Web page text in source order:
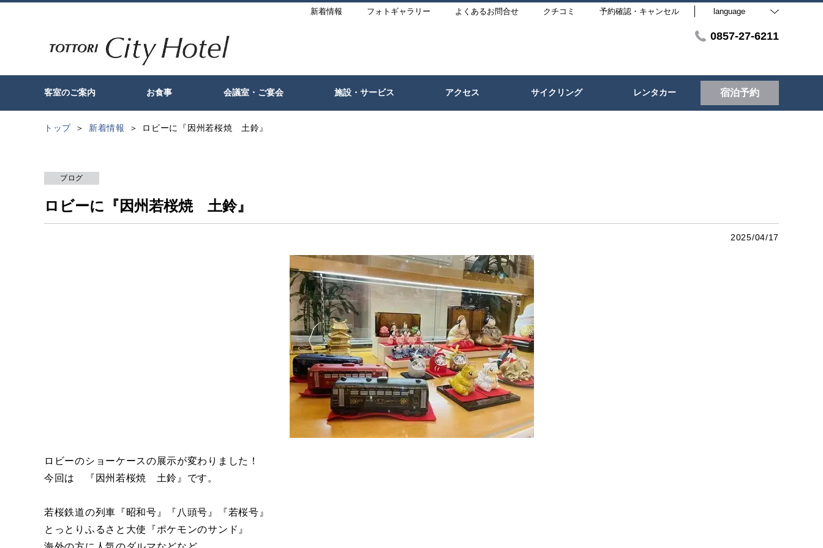
新着情報 フォトギャラリー よくあるお問合せ クチコミ 予約確認・キャンセル language
0857-27-6211
客室のご案内 お食事 会議室・ご宴会 施設・サービス アクセス サイクリング レンタカー 宿泊予約
トップ 新着情報 ロビーに『因州若桜焼 土鈴』
ブログ
ロビーに『因州若桜焼 土鈴』
2025/04/17
ロビーのショーケースの展示が変わりました！
今回は 『因州若桜焼 土鈴』です。
若桜鉄道の列車『昭和号』『八頭号』『若桜号』
とっとりふるさと大使『ポケモンのサンド』